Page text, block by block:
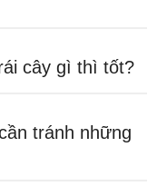
cây gì thì tốt?
tránh những